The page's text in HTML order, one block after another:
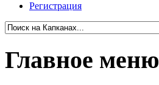
Регистрация
Главное меню